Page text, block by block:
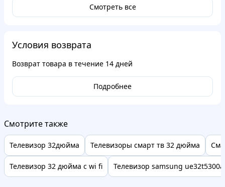
Смотреть все
Условия возврата
Возврат товара в течение 14 дней
Подробнее
Смотрите также
Телевизор 32дюйма Телевизоры смарт тв 32 дюйма
Телевизор 32 дюйма с wi fi Телевизор samsung